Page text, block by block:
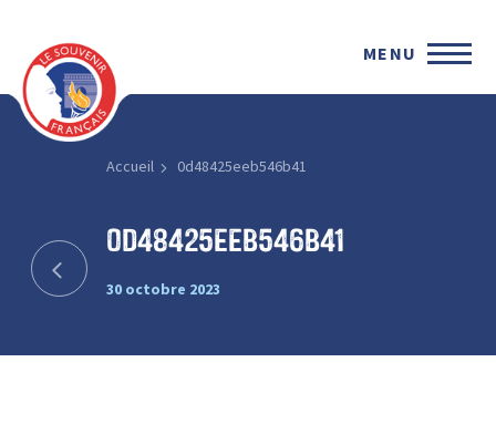
MENU
Accueil 0d48425eeb546b41
0d48425eeb546b41
30 octobre 2023